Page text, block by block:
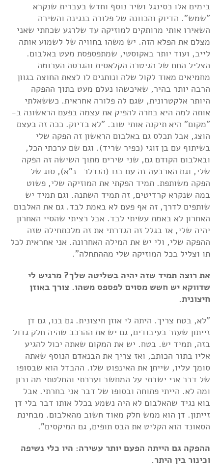
בימים אלו כסינגל ושיר נוסף וחדש בעברית שנקרא
"שמש". הדיוק והכוונה של פלורה בנגינה והשירה
השאירו אותי מרותקים למוזיקה עד שלרגע שכחתי שאני
מצלם את הפלא הזה. יש משהו בחוויה של לשמוע אותה
לייב, ועוד יותר באקוסטי, שמתפספסת מעט באלבום.
הצליל החם של הגיטרה הקלאסית והגרסה הערומה
מחמיאים מאוד לקול שלה ונותנים לו לצאת החוצה בגוון
הרבה יותר בהיר, שאיכשהו נעלם מעט בתוך ההפקה
היותר אלקטרונית, שגם לה פלורה אחראית. כששאלתי
אותה למה היא בחרה להפיק את עצמה בפעם הראשונה ב-
"מקום" היא תיקנה אותי שוב. "לא בדיוק. ככה זה בעצם
הוצג, אבל תכלס גם באלבום הראשון זה הפקה שלי
בשיתוף עם בן זוגי (כפיר שריד). וגם שם ערכתי הכל,
ובאלבום הקודם גם, שני שירים מתוך השישה זה הפקה
שלי, וגם הארבעה זה עם בנו (הנדלר -נ"א), סוג של
הפקה משותפת. תמיד הפקתי את המוזיקה שלי, פשוט
במה שנקרא קרדיטים, זה תמיד השתנה. וגם תמיד יש
שותפים לדרך, זה אף פעם לא באמת לבד. גם את האלבום
האחרון לא באמת עשיתי לבד. אבל רציתי שהסיי האחרון
יהיה שלי, אז בגלל זה הגדרתי את זה מלכתחילה שזה
ההפקה שלי, ולי יש את המילה האחרונה. אני אחראית לכל
תו וצליל בכל המוזיקה שלי מההתחלה".
את רוצה תמיד שזה יהיה בשליטה שלך? מרגיש לי
שדווקא יש חשש מסוים לפספס משהו. צורך באוזן
חיצונית.
"לא, בטח צריך. היתה לי אוזן חיצונית. גם בנו, גם דן
זייתון שעזר בעיבודים, גם יש את ההרכב שהיה חלק גדול
בזה, תמיד יש. בטח. יש את המקום שאתה יכול להגיע
אליו בתור הכותב, ואז צריך את הבנאדם הנוסף שאתה
סומך עליו, שייתן את האינפוט שלו. ההבדל הוא שבסופו
של דבר אני ישבתי על המחשב וערכתי והחלטתי מה נכון
ומה לא. הייתי פתוחה ובסופו של דבר אני בחרתי. אבל
בוא נגיד שהאלבום לא היה נשמע בכלל אותו דבר בלי דן
זייתון. דן הוא ממש חלק מאוד חשוב מהאלבום. מבחינת
הסאונד הוא הקליט את הבס תופים, גם המיקסים".
ההפקה גם הייתה הפעם יותר עשירה: היו כלי נשיפה
וכינור בין היתר.